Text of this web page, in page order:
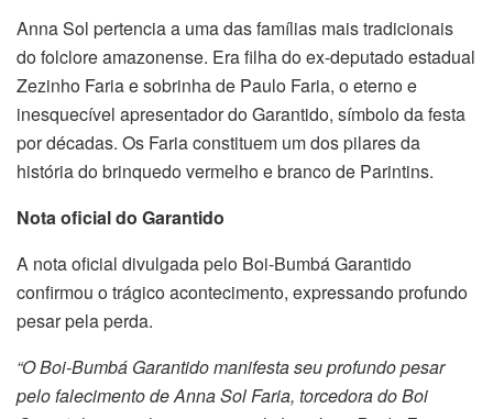
Anna Sol pertencia a uma das famílias mais tradicionais
do folclore amazonense. Era filha do ex-deputado estadual
Zezinho Faria e sobrinha de Paulo Faria, o eterno e
inesquecível apresentador do Garantido, símbolo da festa
por décadas. Os Faria constituem um dos pilares da
história do brinquedo vermelho e branco de Parintins.
Nota oficial do Garantido
A nota oficial divulgada pelo Boi-Bumbá Garantido
confirmou o trágico acontecimento, expressando profundo
pesar pela perda.
“O Boi-Bumbá Garantido manifesta seu profundo pesar
pelo falecimento de Anna Sol Faria, torcedora do Boi